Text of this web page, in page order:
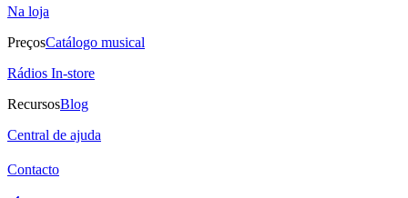
Na loja
PreçosCatálogo musical
Rádios In-store
RecursosBlog
Central de ajuda
Contacto